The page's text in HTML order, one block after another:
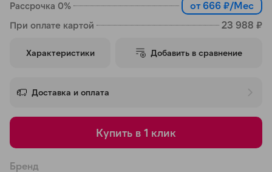
Рассрочка 0% от 666 ₽/Мес
При оплате картой 23 988 ₽
Характеристики Добавить в сравнение
Доставка и оплата
Купить в 1 клик
Бренд
по 25%
25
Остались вопросы?